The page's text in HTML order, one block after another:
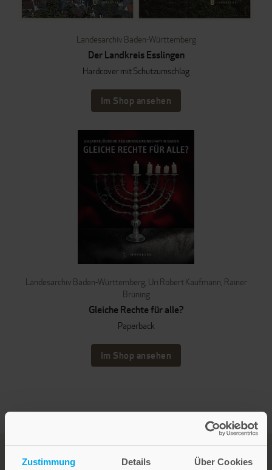
Zustimmung Details Über Cookies
Landesarchiv Baden-Württemberg
Der Landkreis Esslingen
Hardcover mit Schutzumschlag
Im Shop ansehen
Landesarchiv Baden-Württemberg, Uri Robert Kaufmann, Rainer
Brüning
Gleiche Rechte für alle?
Paperback
Im Shop ansehen